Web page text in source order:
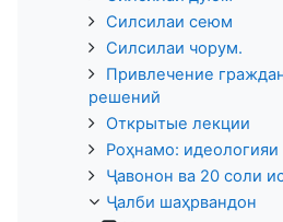
Силсилаи сеюм
Силсилаи чорум.
Привлечение
решений
Открытые лекции
Роҳнамо:
Ҷавонон ва 20 соли
Ҷалби шаҳрвандон